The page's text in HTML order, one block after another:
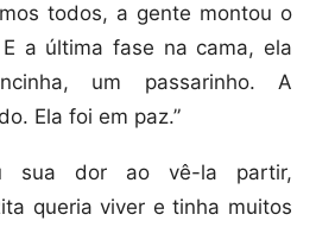
todos, a gente montou o
a última fase na cama, ela
um passarinho. A
Ela foi em paz.”
sua dor ao vê-la partir,
queria viver e tinha muitos